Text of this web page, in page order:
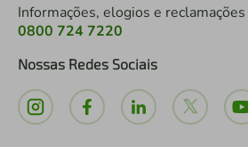
Informações, elogios e reclamações
0800 724 7220
Nossas Redes Sociais